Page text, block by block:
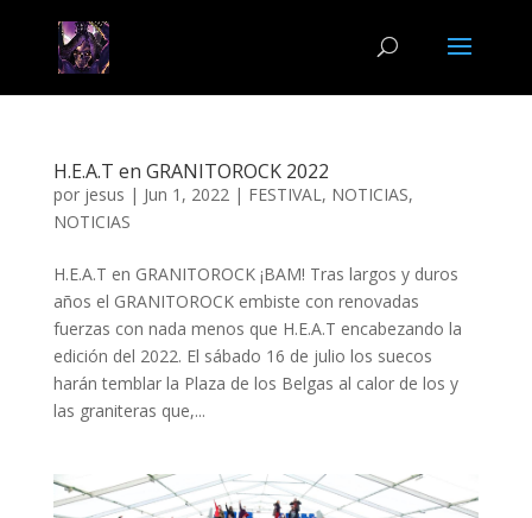
H.E.A.T en GRANITOROCK 2022
por jesus | Jun 1, 2022| FESTIVAL, NOTICIAS,
NOTICIAS
H.E.A.T en GRANITOROCK ¡BAM! Tras largos y duros
años el GRANITOROCK embiste con renovadas
fuerzas con nada menos que H.E.A.T encabezando la
edición del 2022. El sábado 16 de julio los suecos
harán temblar la Plaza de los Belgas al calor de los y
las graniteras que,...